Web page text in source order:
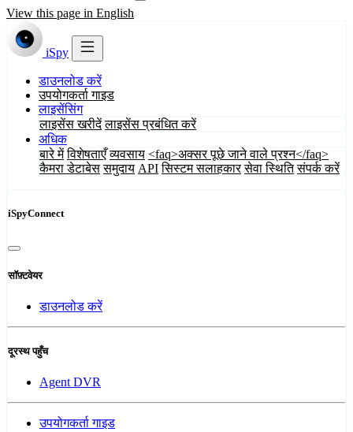
View this page in English
iSpy
डाउनलोड करें
उपयोगकर्ता गाइड
लाइसेंसिंग
लाइसेंस खरीदें लाइसेंस प्रबंधित करें
अधिक
बारे में विशेषताएँ व्यवसाय <faq>अक्सर पूछे जाने वाले प्रश्न</faq>
कैमरा डेटाबेस समुदाय API सिस्टम सलाहकार सेवा स्थिति संपर्क करें
iSpyConnect
सॉफ़्टवेयर
डाउनलोड करें
दूरस्थ पहुँच
Agent DVR
उपयोगकर्ता गाइड